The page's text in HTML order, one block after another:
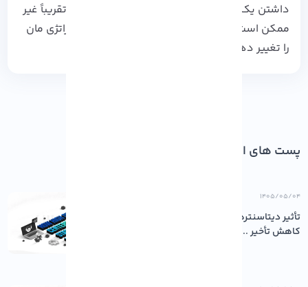
داشتن یک سئو موفق بدون اعمال به روز رسانی تقریباً غیر
ممکن است، و مدام باید بر اساس رتبه فعلی استراتژی مان
را تغییر دهیم.
پست های اخیر
۱۴۰۵/۰۵/۰۴
تأثیر دیتاسنترهای باکیفیت بر پایداری و
کاهش تأخیر ...